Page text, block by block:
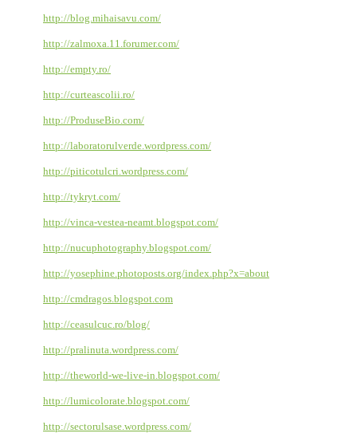
http://blog.mihaisavu.com/
http://zalmoxa.11.forumer.com/
http://empty.ro/
http://curteascolii.ro/
http://ProduseBio.com/
http://laboratorulverde.wordpress.com/
http://piticotulcri.wordpress.com/
http://tykryt.com/
http://vinca-vestea-neamt.blogspot.com/
http://nucuphotography.blogspot.com/
http://yosephine.photoposts.org/index.php?x=about
http://cmdragos.blogspot.com
http://ceasulcuc.ro/blog/
http://pralinuta.wordpress.com/
http://theworld-we-live-in.blogspot.com/
http://lumicolorate.blogspot.com/
http://sectorulsase.wordpress.com/